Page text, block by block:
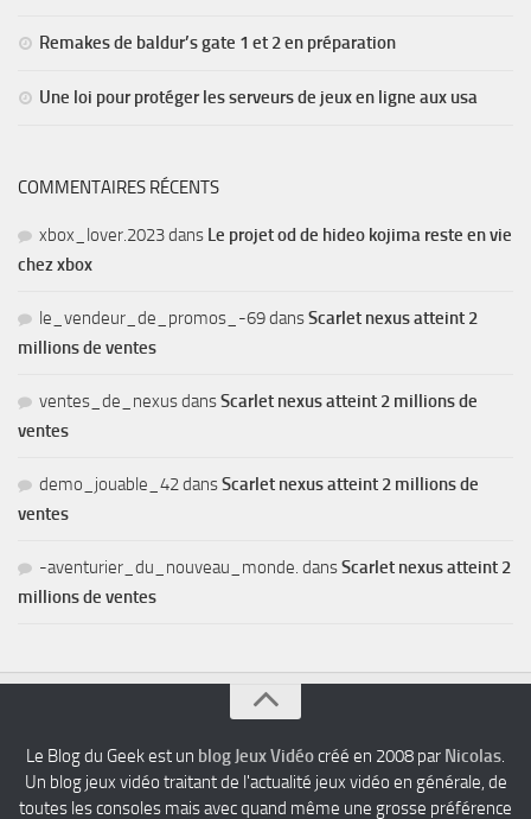
Remakes de baldur’s gate 1 et 2 en préparation
Une loi pour protéger les serveurs de jeux en ligne aux usa
COMMENTAIRES RÉCENTS
xbox_lover.2023dans Le projet od de hideo kojima reste en vie
chez xbox
le_vendeur_de_promos_-69dansScarlet nexus atteint 2
millions de ventes
ventes_de_nexusdansScarlet nexus atteint 2 millions de
ventes
demo_jouable_42dansScarlet nexus atteint 2 millions de
ventes
-aventurier_du_nouveau_monde. dansScarlet nexus atteint 2
millions de ventes
Le Blog du Geek est un blog Jeux Vidéocréé en 2008 par Nicolas.
Un blog jeux vidéo traitant de l'actualité jeux vidéo en générale, de
toutes les consoles mais avec quand même une grosse préférence